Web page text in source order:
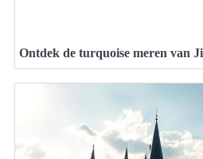
Ontdek de turquoise meren van